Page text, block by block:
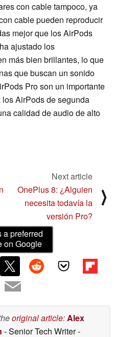
con cable tampoco, ya
cable pueden reproducir
mejor que los AirPods
ajustado los
más bien brillantes, lo que
que buscan un sonido
Pro son un importante
AirPods de segunda
calidad de audio de alto
Next article
OnePlus 8: ¿Alguien
necesita todavía la
versión Pro?
⟩
a preferred
on Google
original article: Alex
- Senior Tech Writer-